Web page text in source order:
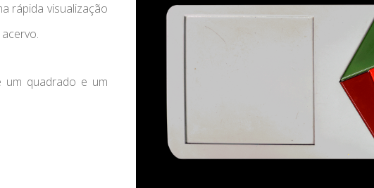
rápida visualização
um quadrado e um